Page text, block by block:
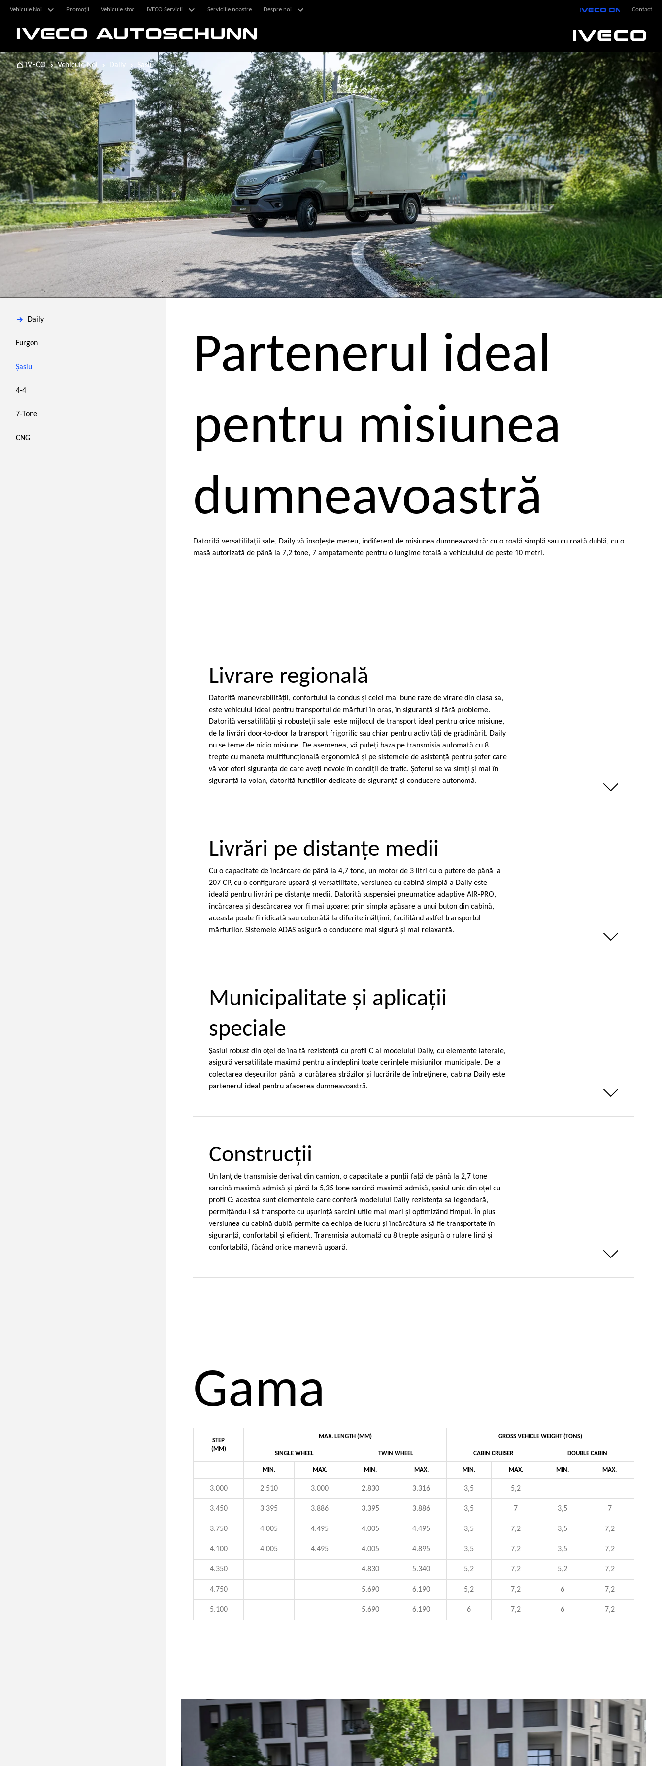
IVECO AUTOSCHUNN
Vehicule Noi Promoții Vehicule stoc IVECO Servicii Serviciile noastre Despre noi IVECO On Contact
IVECO Vehicule Noi Daily Șasiu
Daily
Furgon
Șasiu
4-4
7-Tone
CNG
Partenerul ideal
pentru misiunea
dumneavoastră
Datorită versatilitaţii sale, Daily vă însoţeşte mereu, indiferent de misiunea dumneavoastră: cu o roată simplă sau cu roată dublă, cu o
masă autorizată de până la 7,2 tone, 7 ampatamente pentru o lungime totală a vehiculului de peste 10 metri.
Livrare regională
Datorită manevrabilităţii, confortului la condus şi celei mai bune raze de virare din clasa sa,
este vehiculul ideal pentru transportul de mărfuri în oraş, în siguranţă şi fără probleme.
Datorită versatilităţii şi robusteţii sale, este mijlocul de transport ideal pentru orice misiune,
de la livrări door-to-door la transport frigorific sau chiar pentru activităţi de grădinărit. Daily
nu se teme de nicio misiune. De asemenea, vă puteţi baza pe transmisia automată cu 8
trepte cu maneta multifuncţională ergonomică şi pe sistemele de asistenţă pentru şofer care
vă vor oferi siguranţa de care aveţi nevoie în condiţii de trafic. Şoferul se va simţi şi mai în
siguranţă la volan, datorită funcţiilor dedicate de siguranţă şi conducere autonomă.
Weniger anzeigen
Livrări pe distanţe medii
Cu o capacitate de încărcare de până la 4,7 tone, un motor de 3 litri cu o putere de până la
207 CP, cu o configurare uşoară şi versatilitate, versiunea cu cabină simplă a Daily este
ideală pentru livrări pe distanţe medii. Datorită suspensiei pneumatice adaptive AIR-PRO,
încărcarea şi descărcarea vor fi mai uşoare: prin simpla apăsare a unui buton din cabină,
aceasta poate fi ridicată sau coborâtă la diferite înălţimi, facilitând astfel transportul
mărfurilor. Sistemele ADAS asigură o conducere mai sigură şi mai relaxantă.
Weniger anzeigen
Municipalitate şi aplicaţii
speciale
Şasiul robust din oţel de înaltă rezistenţă cu profil C al modelului Daily, cu elemente laterale,
asigură versatilitate maximă pentru a îndeplini toate cerinţele misiunilor municipale. De la
colectarea deşeurilor până la curăţarea străzilor şi lucrările de întreţinere, cabina Daily este
partenerul ideal pentru afacerea dumneavoastră.
Weniger anzeigen
Construcţii
Un lanţ de transmisie derivat din camion, o capacitate a punţii faţă de până la 2,7 tone
sarcină maximă admisă şi până la 5,35 tone sarcină maximă admisă, şasiul unic din oţel cu
profil C: acestea sunt elementele care conferă modelului Daily rezistenţa sa legendară,
permiţându-i să transporte cu uşurinţă sarcini utile mai mari şi optimizând timpul. În plus,
versiunea cu cabină dublă permite ca echipa de lucru şi încărcătura să fie transportate în
siguranţă, confortabil şi eficient. Transmisia automată cu 8 trepte asigură o rulare lină şi
confortabilă, făcând orice manevră uşoară.
Weniger anzeigen
Gama
STEP
(MM)
MAX. LENGTH (MM) GROSS VEHICLE WEIGHT (TONS)
SINGLE WHEEL TWIN WHEEL CABIN CRUISER DOUBLE CABIN
MIN. MAX. MIN. MAX. MIN. MAX. MIN. MAX.
3.000 2.510 3.000 2.830 3.316 3,5 5,2
3.450 3.395 3.886 3.395 3.886 3,5 7 3,5 7
3.750 4.005 4.495 4.005 4.495 3,5 7,2 3,5 7,2
4.100 4.005 4.495 4.005 4.895 3,5 7,2 3,5 7,2
4.350 4.830 5.340 5,2 7,2 5,2 7,2
4.750 5.690 6.190 5,2 7,2 6 7,2
5.100 5.690 6.190 6 7,2 6 7,2